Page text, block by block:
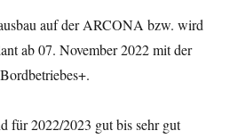
auf der ARCONA bzw. wird
ab 07. November 2022 mit der
für 2022/2023 gut bis sehr gut